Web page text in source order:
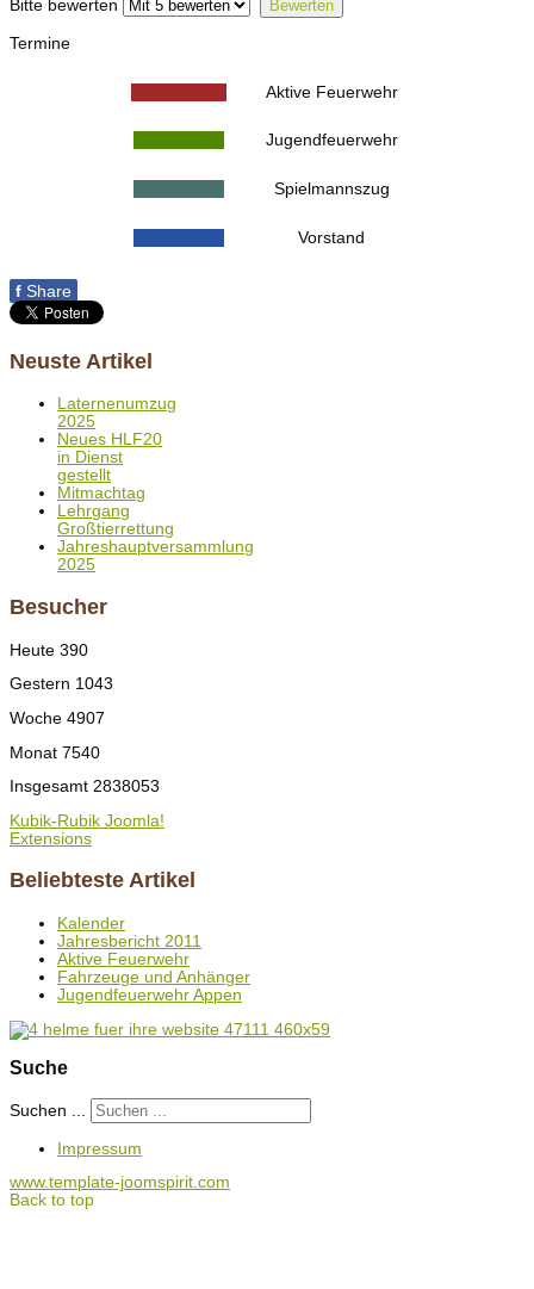
Bitte bewerten
Termine
Aktive Feuerwehr
Jugendfeuerwehr
Spielmannszug
Vorstand
f Share
Neuste Artikel
Laternenumzug
2025
Neues HLF20
in Dienst
gestellt
Mitmachtag
Lehrgang
Großtierrettung
Jahreshauptversammlung
2025
Besucher
Heute 390
Gestern 1043
Woche 4907
Monat 7540
Insgesamt 2838053
Kubik-Rubik Joomla!
Extensions
Beliebteste Artikel
Kalender
Jahresbericht 2011
Aktive Feuerwehr
Fahrzeuge und Anhänger
Jugendfeuerwehr Appen
Suche
Suchen ...
Impressum
www.template-joomspirit.com
Back to top